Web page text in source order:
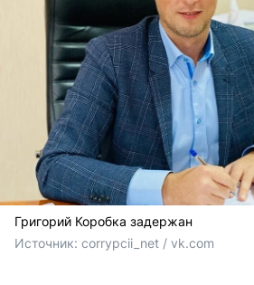
Григорий Коробка задержан
Источник: corrypcii_net / vk.com